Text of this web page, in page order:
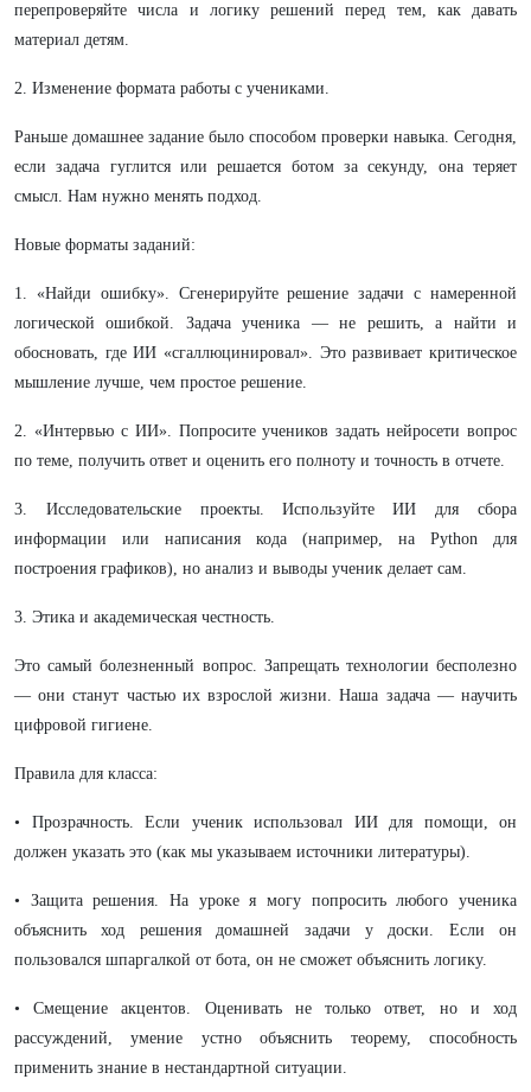
перепроверяйте числа и логику решений перед тем, как давать
материал детям.
2. Изменение формата работы с учениками.
Раньше домашнее задание было способом проверки навыка. Сегодня,
если задача гуглится или решается ботом за секунду, она теряет
смысл. Нам нужно менять подход.
Новые форматы заданий:
1. «Найди ошибку». Сгенерируйте решение задачи с намеренной
логической ошибкой. Задача ученика — не решить, а найти и
обосновать, где ИИ «сгаллюцинировал». Это развивает критическое
мышление лучше, чем простое решение.
2. «Интервью с ИИ». Попросите учеников задать нейросети вопрос
по теме, получить ответ и оценить его полноту и точность в отчете.
3. Исследовательские проекты. Используйте ИИ для сбора
информации или написания кода (например, на Python для
построения графиков), но анализ и выводы ученик делает сам.
3. Этика и академическая честность.
Это самый болезненный вопрос. Запрещать технологии бесполезно
— они станут частью их взрослой жизни. Наша задача — научить
цифровой гигиене.
Правила для класса:
• Прозрачность. Если ученик использовал ИИ для помощи, он
должен указать это (как мы указываем источники литературы).
• Защита решения. На уроке я могу попросить любого ученика
объяснить ход решения домашней задачи у доски. Если он
пользовался шпаргалкой от бота, он не сможет объяснить логику.
• Смещение акцентов. Оценивать не только ответ, но и ход
рассуждений, умение устно объяснить теорему, способность
применить знание в нестандартной ситуации.